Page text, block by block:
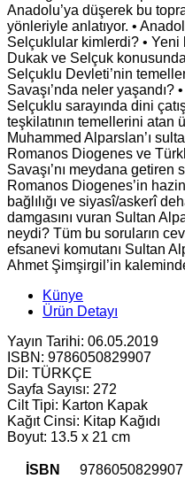
Anadolu’ya düşerek bu
yönleriyle anlatıyor. •
Selçuklular kimlerdi? • Yeni
Dukak ve Selçuk
Selçuklu Devleti’nin
Savaşı’nda neler yaşandı?
Selçuklu sarayında dini
teşkilatının temellerini atan
Muhammed Alparslan’ı
Romanos Diogenes ve
Savaşı’nı meydana
Romanos Diogenes’in
bağlılığı ve siyasî/askerî
damgasını vuran Sultan
neydi? Tüm bu soruların
efsanevi komutanı Sultan
Ahmet Şimşirgil’in
Künye
Ürün Detayı
Yayın Tarihi: 06.05.2019
ISBN: 9786050829907
Dil: TÜRKÇE
Sayfa Sayısı: 272
Cilt Tipi: Karton Kapak
Kağıt Cinsi: Kitap Kağıdı
Boyut: 13.5 x 21 cm
İSBN
9786050829907